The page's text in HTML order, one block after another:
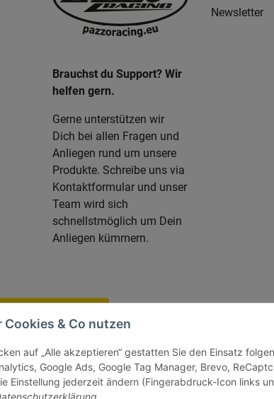
Cookies & Co nutzen
auf „Alle akzeptieren“ gestatten Sie den Einsatz
Google Ads, Google Tag Manager, Brevo,
Einstellung jederzeit ändern (Fingerabdruck-Icon links
Brauchst du Support? Wir
helfen gern.
Gerne unterstützen wir
Dich bei allen Fragen und
Anliegen rund um unsere
Produkte. Schreibe uns via
Kontaktformular und unser
Team wird sich
schnellstmöglich um Dein
Anliegen kümmern.
Newsletter